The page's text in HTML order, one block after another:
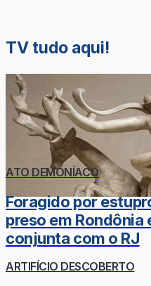
TV tudo aqui!
ATO DEMONÍACO
Foragido por
preso em
conjunta com o RJ
ARTIFÍCIO DESCOBERTO